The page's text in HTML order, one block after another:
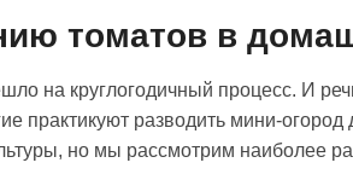
томатов в
на круглогодичный процесс. И
практикуют разводить мини-
но мы рассмотрим наиболее